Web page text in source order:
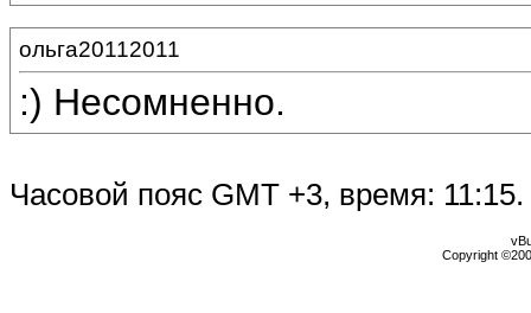
ольга20112011
:) Несомненно.
Часовой пояс GMT +3, время: 11:15.
Copyright